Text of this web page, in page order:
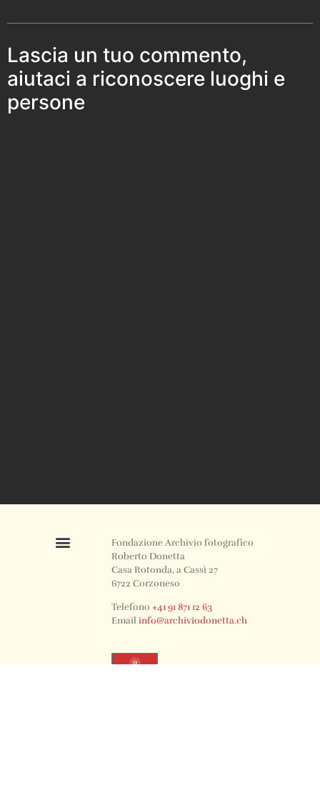
Lascia un tuo commento,
aiutaci a riconoscere luoghi e
persone
Fondazione Archivio fotografico
Roberto Donetta
Casa Rotonda, a Cassì 27
6722 Corzoneso
Telefono+41 91 871 12 63
Emailinfo@archiviodonetta.ch
0